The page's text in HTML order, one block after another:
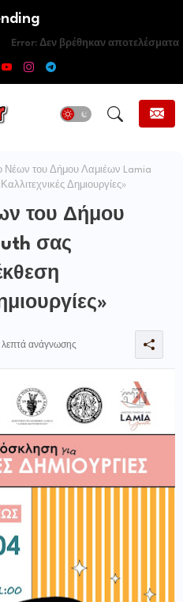
Error: Δεν βρέθηκαν αποτελέσματα
Νέων του Δήμου Λαμιέων Lamia
Δημιουργίες»
του Δήμου
σας
λεπτά ανάγνωσης